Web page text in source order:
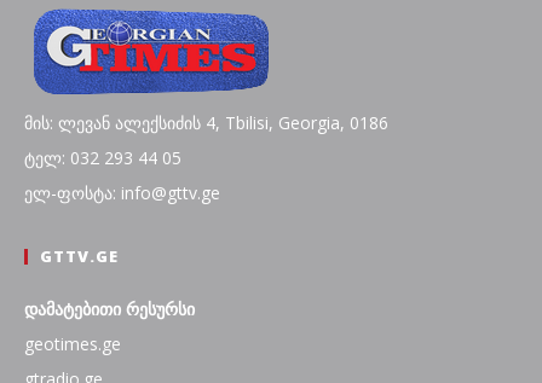
მის: ლევან ალექსიძის 4, Tbilisi, Georgia, 0186
ტელ: 032 293 44 05
ელ-ფოსტა: info@gttv.ge
GTTV.GE
დამატებითი რესურსი
geotimes.ge